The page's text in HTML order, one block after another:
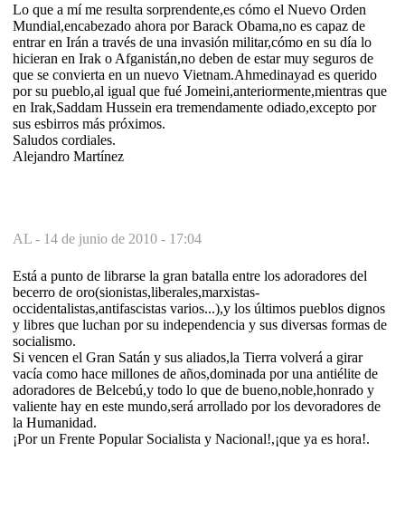
Lo que a mí me resulta sorprendente,es cómo el Nuevo Orden
Mundial,encabezado ahora por Barack Obama,no es capaz de
entrar en Irán a través de una invasión militar,cómo en su día lo
hicieran en Irak o Afganistán,no deben de estar muy seguros de
que se convierta en un nuevo Vietnam.Ahmedinayad es querido
por su pueblo,al igual que fué Jomeini,anteriormente,mientras que
en Irak,Saddam Hussein era tremendamente odiado,excepto por
sus esbirros más próximos.
Saludos cordiales.
Alejandro Martínez
AL - 14 de junio de 2010 - 17:04
Está a punto de librarse la gran batalla entre los adoradores del
becerro de oro(sionistas,liberales,marxistas-
occidentalistas,antifascistas varios...),y los últimos pueblos dignos
y libres que luchan por su independencia y sus diversas formas de
socialismo.
Si vencen el Gran Satán y sus aliados,la Tierra volverá a girar
vacía como hace millones de años,dominada por una antiélite de
adoradores de Belcebú,y todo lo que de bueno,noble,honrado y
valiente hay en este mundo,será arrollado por los devoradores de
la Humanidad.
¡Por un Frente Popular Socialista y Nacional!,¡que ya es hora!.